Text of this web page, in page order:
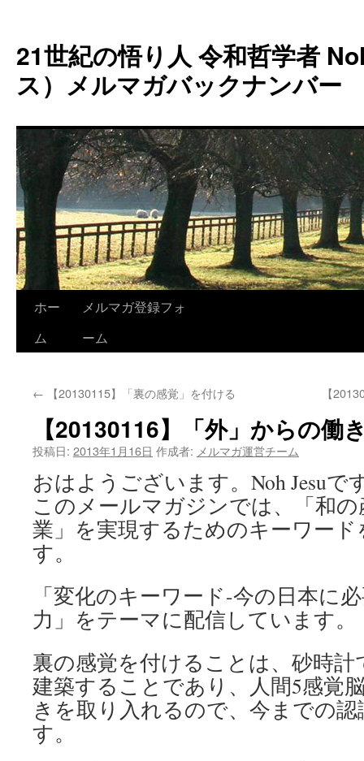
テ
ン
ツ
へ
キ
ッ
プ
21世紀の悟り人 令和哲学者
ス）メルマガバックナンバー
ホー
ム
メルマガ登録フォ
ーム
← 【20130115】「裏の感覚」を付ける 【
【20130116】「外」からの働
投稿日: 2013年1月16日 作成者: メルマガ運営チーム
おはようございます。Noh Jesuで
このメールマガジンでは、「和
業」を実現するためのキーワー
す。
「変化のキーワード-今の日本に
力」をテーマに配信しています。
裏の感覚を付けることは、砂時
建築することであり、人間5感覚
きを取り入れるので、今までの
す。